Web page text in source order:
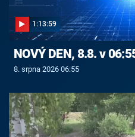
1:13:59
NOVÝ DEN, 8.8. v
8. srpna 2026 06:55